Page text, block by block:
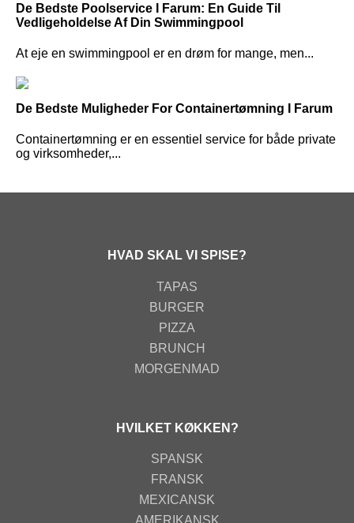
De Bedste Poolservice I Farum: En Guide Til
Vedligeholdelse Af Din Swimmingpool
At eje en swimmingpool er en drøm for mange, men...
De Bedste Muligheder For Containertømning I Farum
Containertømning er en essentiel service for både private
og virksomheder,...
HVAD SKAL VI SPISE?
TAPAS
BURGER
PIZZA
BRUNCH
MORGENMAD
HVILKET KØKKEN?
SPANSK
FRANSK
MEXICANSK